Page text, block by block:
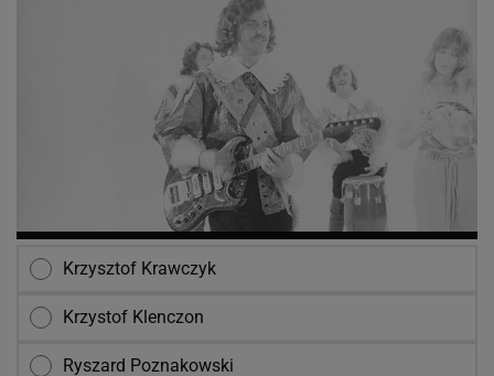
Krzysztof Krawczyk
Krzystof Klenczon
Ryszard Poznakowski